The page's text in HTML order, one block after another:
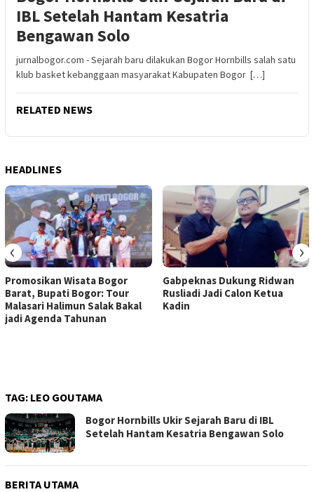
IBL Setelah Hantam Kesatria
Bengawan Solo
jurnalbogor.com - Sejarah baru dilakukan Bogor Hornbills salah satu
klub basket kebanggaan masyarakat Kabupaten Bogor […]
RELATED NEWS
HEADLINES
Promosikan Wisata Bogor
Barat, Bupati Bogor: Tour
Malasari Halimun Salak Bakal
jadi Agenda Tahunan
Gabpeknas Dukung Ridwan
Rusliadi Jadi Calon Ketua
Kadin
‹ ›
TAG: LEO GOUTAMA
Bogor Hornbills Ukir Sejarah Baru di IBL
Setelah Hantam Kesatria Bengawan Solo
BERITA UTAMA